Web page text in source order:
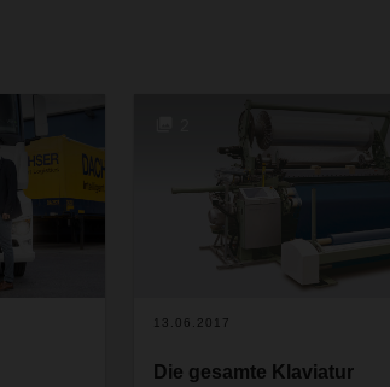
13.06.2017
Die gesamte Klaviatur